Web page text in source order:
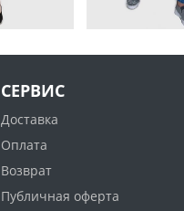
СЕРВИС
Доставка
Оплата
Возврат
Публичная оферта